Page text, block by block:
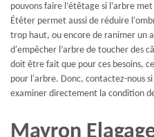
pouvons faire l’étêtage si l’arbre
Étêter permet aussi de réduire
trop haut, ou encore de ranimer un
d'empêcher l’arbre de toucher des
doit être fait que pour ces besoins,
pour l'arbre. Donc, contactez-nous
examiner directement la condition
Mayron